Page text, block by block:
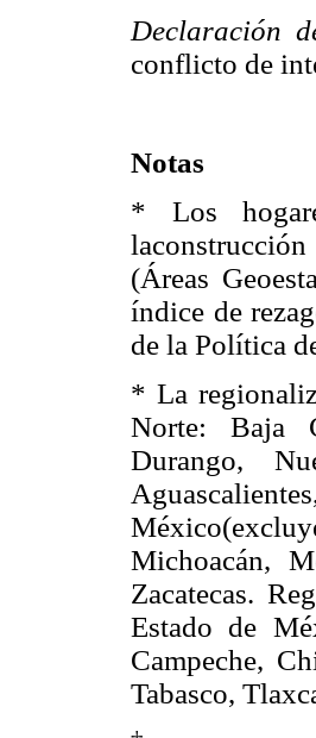
Declaración
conflicto de
Notas
* Los
(Áreas
índice de
de la Política
* La
Norte: Baja
Durango,
Michoacán,
Zacatecas.
Estado de
Campeche,
Tabasco,